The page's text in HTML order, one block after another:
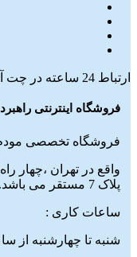
ارتباط 24 ساعته در چت آنلاین
فروشگاه اینترنتی
فروشگاه تخصصی
واقع در تهران ،چهار
پلاک 7 مستقر می باشد.
ساعات کاری :
شنبه تا چهارشنبه از ساعت 9.30